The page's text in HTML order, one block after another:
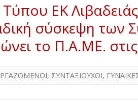
Τύπου ΕΚ
σύσκεψη των
το Π.Α.ΜΕ.
, ΣΥΝΤΑΞΙΟΥΧΟΙ,